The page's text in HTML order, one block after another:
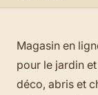
Magasin en
pour le jardin
déco, abris et